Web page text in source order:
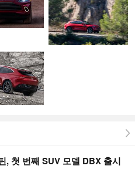
, 첫 번째 SUV 모델 DBX 출시